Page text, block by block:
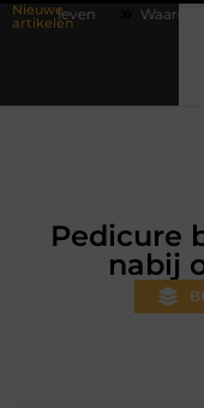
Nieuwe
artikelenonline vlees
Pedicure
nabij